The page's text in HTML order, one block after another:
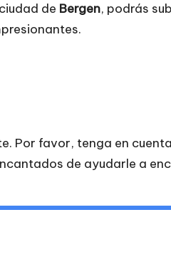
de Bergen, podrás
Por favor, tenga en
de ayudarle a